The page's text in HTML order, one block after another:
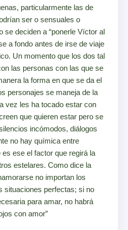
particularmente las de
ser o sensuales o
se deciden a “ponerle Víctor al
a fondo antes de irse de viaje
Un momento que los dos tal
las personas con las que se
la forma en que se da el
personajes se maneja de la
vez les ha tocado estar con
que quieren estar pero se
incómodos, diálogos
no hay química entre
ese el factor que regirá la
estelares. Como dice la
no importan los
situaciones perfectas; si no
para amar, no habrá
con amor”